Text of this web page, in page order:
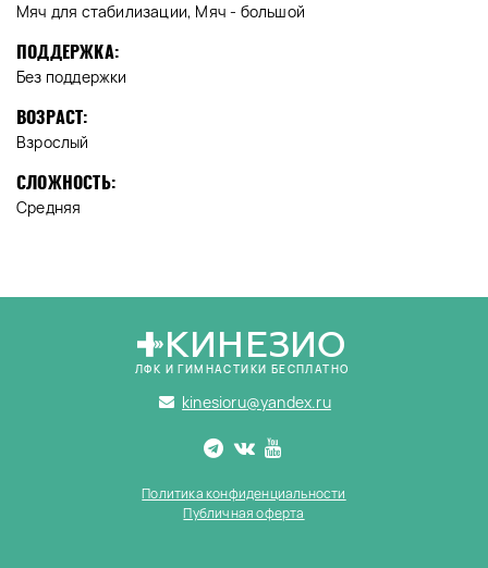
Мяч для стабилизации, Мяч - большой
ПОДДЕРЖКА:
Без поддержки
ВОЗРАСТ:
Взрослый
СЛОЖНОСТЬ:
Средняя
КИНЕЗИО
ЛФК И ГИМНАСТИКИ БЕСПЛАТНО
kinesioru@yandex.ru
Политика конфиденциальности
Публичная оферта